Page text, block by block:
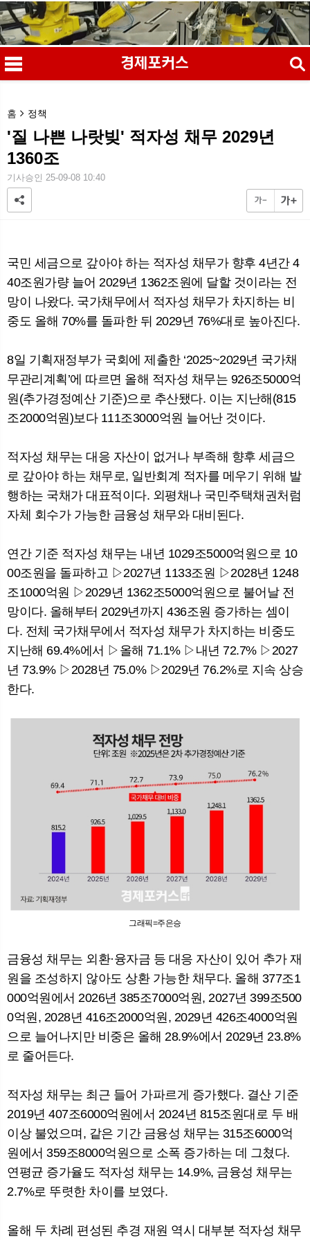
메
색
홈 정책
'질 나쁜 나랏빚' 적자성 채무 2029년
1360조
기사승인 25-09-08 10:40
국민 세금으로 갚아야 하는 적자성 채무가 향후 4년간 4
40조원가량 늘어 2029년 1362조원에 달할 것이라는 전
망이 나왔다. 국가채무에서 적자성 채무가 차지하는 비
중도 올해 70%를 돌파한 뒤 2029년 76%대로 높아진다.
8일 기획재정부가 국회에 제출한 ‘2025~2029년 국가채
무관리계획’에 따르면 올해 적자성 채무는 926조5000억
원(추가경정예산 기준)으로 추산됐다. 이는 지난해(815
조2000억원)보다 111조3000억원 늘어난 것이다.
적자성 채무는 대응 자산이 없거나 부족해 향후 세금으
로 갚아야 하는 채무로, 일반회계 적자를 메우기 위해 발
행하는 국채가 대표적이다. 외평채나 국민주택채권처럼
자체 회수가 가능한 금융성 채무와 대비된다.
연간 기준 적자성 채무는 내년 1029조5000억원으로 10
00조원을 돌파하고 ▷2027년 1133조원 ▷2028년 1248
조1000억원 ▷2029년 1362조5000억원으로 불어날 전
망이다. 올해부터 2029년까지 436조원 증가하는 셈이
다. 전체 국가채무에서 적자성 채무가 차지하는 비중도
지난해 69.4%에서 ▷올해 71.1% ▷내년 72.7% ▷2027
년 73.9% ▷2028년 75.0% ▷2029년 76.2%로 지속 상승
한다.
그래픽=주은승
금융성 채무는 외환·융자금 등 대응 자산이 있어 추가 재
원을 조성하지 않아도 상환 가능한 채무다. 올해 377조1
000억원에서 2026년 385조7000억원, 2027년 399조500
0억원, 2028년 416조2000억원, 2029년 426조4000억원
으로 늘어나지만 비중은 올해 28.9%에서 2029년 23.8%
로 줄어든다.
적자성 채무는 최근 들어 가파르게 증가했다. 결산 기준
2019년 407조6000억원에서 2024년 815조원대로 두 배
이상 불었으며, 같은 기간 금융성 채무는 315조6000억
원에서 359조8000억원으로 소폭 증가하는 데 그쳤다.
연평균 증가율도 적자성 채무는 14.9%, 금융성 채무는
2.7%로 뚜렷한 차이를 보였다.
올해 두 차례 편성된 추경 재원 역시 대부분 적자성 채무